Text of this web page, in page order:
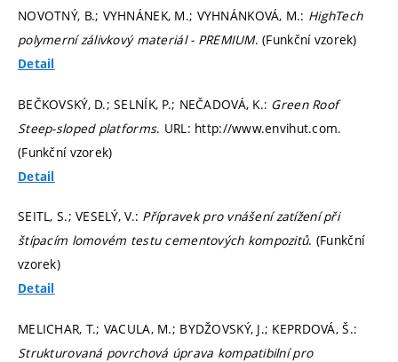
NOVOTNÝ, B.; VYHNÁNEK, M.; VYHNÁNKOVÁ, M.: HighTech
polymerní zálivkový materiál - PREMIUM. (Funkční vzorek)
Detail
BEČKOVSKÝ, D.; SELNÍK, P.; NEČADOVÁ, K.: Green Roof
Steep-sloped platforms. URL: http://www.envihut.com.
(Funkční vzorek)
Detail
SEITL, S.; VESELÝ, V.: Přípravek pro vnášení zatížení při
štípacím lomovém testu cementových kompozitů. (Funkční
vzorek)
Detail
MELICHAR, T.; VACULA, M.; BYDŽOVSKÝ, J.; KEPRDOVÁ, Š.:
Strukturovaná povrchová úprava kompatibilní pro